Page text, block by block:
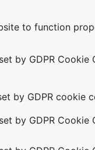
to function
by GDPR
by GDPR cookie
by GDPR